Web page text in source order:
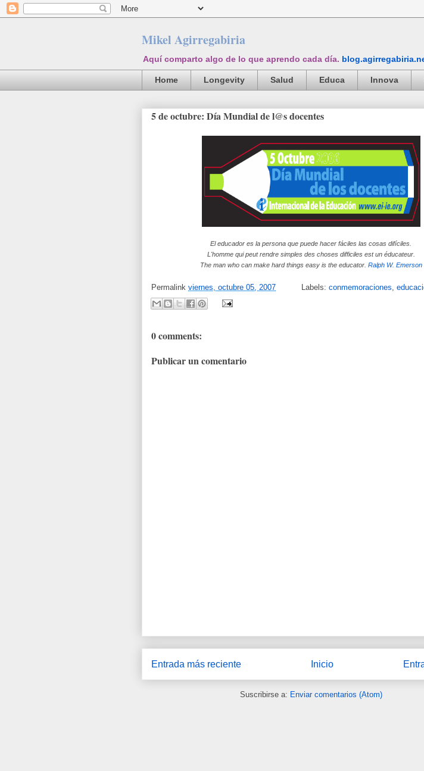
Mikel Agirregabiria
Aquí comparto algo de lo que aprendo cada día.
Home Longevity Salud Educa Innova
5 de octubre: Día Mundial de l@s docentes
El educador es la persona que puede hacer fáciles las cosas difíciles.
L'homme qui peut rendre simples des choses difficiles est un éducateur.
The man who can make hard things easy is the educator. Ralph W. Emerson
Permalink viernes, octubre 05, 2007 Labels: conmemoraciones,
0 comments:
Publicar un comentario
Entrada más reciente Inicio
Suscribirse a: Enviar comentarios (Atom)